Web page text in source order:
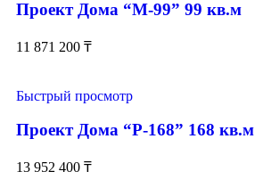
Проект Дома “М-99” 99 кв.м
11 871 200 ₸
Быстрый просмотр
Проект Дома “Р-168” 168 кв.м
13 952 400 ₸